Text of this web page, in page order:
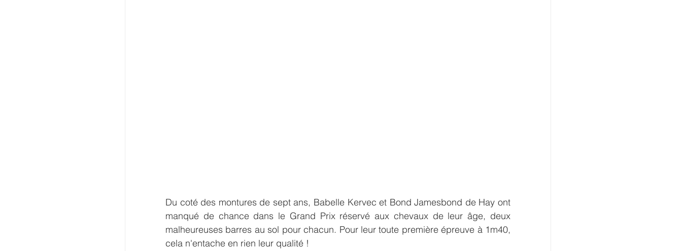
Du coté des montures de sept ans, Babelle Kervec et Bond Jamesbond de Hay ont
manqué de chance dans le Grand Prix réservé aux chevaux de leur âge, deux
malheureuses barres au sol pour chacun. Pour leur toute première épreuve à 1m40,
cela n'entache en rien leur qualité !